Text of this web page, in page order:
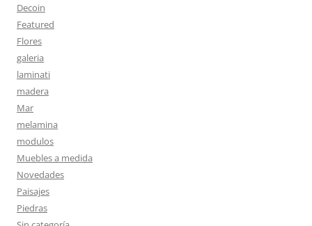
Decoin
Featured
Flores
galeria
laminati
madera
Mar
melamina
modulos
Muebles a medida
Novedades
Paisajes
Piedras